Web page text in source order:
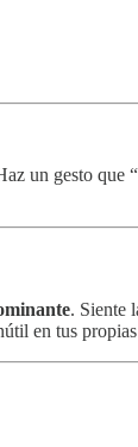
un gesto
. Siente
en tus